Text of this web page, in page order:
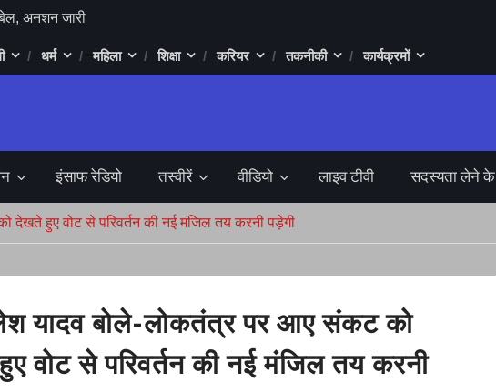
चुनावी मैदान
में 1 करोड़ 90
की लाश
सुप्रीम
में RCB ने
शिवाजी
का लगा चूना
गिरप्तार,
धर्म महिला शिक्षा करियर तकनीकी कार्यक्रमों
इंसाफ रेडियो तस्वीरें वीडियो लाइव टीवी सदस्यता लेने के
हुए वोट से परिवर्तन की नई मंजिल तय करनी पड़ेगी
यादव बोले-लोकतंत्र पर आए संकट को
वोट से परिवर्तन की नई मंजिल तय करनी